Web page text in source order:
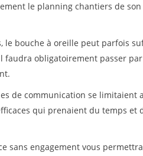
le planning chantiers de
le bouche à oreille peut parfois
faudra obligatoirement passer
de communication se limitaient
qui prenaient du temps et
sans engagement vous